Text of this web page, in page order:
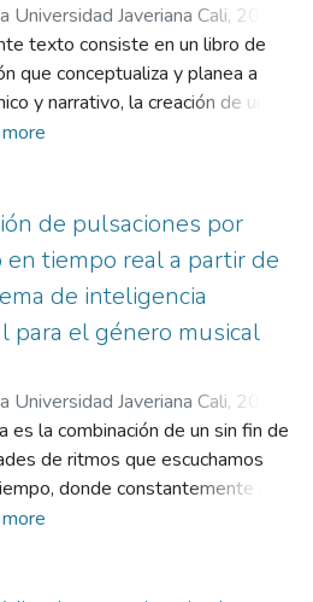
Universidad Javeriana Cali, 2025
José Fernando;Bravo
texto consiste en un libro de
que conceptualiza y planea a
y narrativo, la creación de un
sobre la música Jazz en la
Se plantea la narrativa desde
del lenguaje audiovisual
sonido, montaje y dirección); los
que protagonizarán la pieza; el
notas de producción; los
teóricos y estéticos que sirven
de lo que se quiere mostrar
y que sustentan el mensaje que
transmitir a las audiencias; por
el cronograma de la producción
el presupuesto.
de pulsaciones por
en tiempo real a partir de
de inteligencia
para el género musical
Universidad Javeriana Cali, 2022
Danny Julian; Sarria
Gerardo Mauricio
es la combinación de un sin fin de
de ritmos que escuchamos
donde constantemente nos
tipos de herramientas
más grandes que podemos